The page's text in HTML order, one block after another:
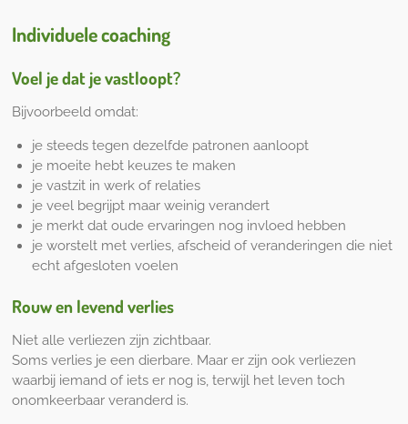
Individuele coaching
Voel je dat je vastloopt?
Bijvoorbeeld omdat:
je steeds tegen dezelfde patronen aanloopt
je moeite hebt keuzes te maken
je vastzit in werk of relaties
je veel begrijpt maar weinig verandert
je merkt dat oude ervaringen nog invloed hebben
je worstelt met verlies, afscheid of veranderingen die niet
echt afgesloten voelen
Rouw en levend verlies
Niet alle verliezen zijn zichtbaar.
Soms verlies je een dierbare. Maar er zijn ook verliezen
waarbij iemand of iets er nog is, terwijl het leven toch
onomkeerbaar veranderd is.